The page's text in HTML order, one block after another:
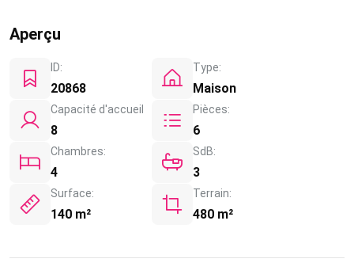
Aperçu
ID:
20868
Type:
Maison
Capacité d'accueil
8
Pièces:
6
Chambres:
4
SdB:
3
Surface:
140 m²
Terrain:
480 m²